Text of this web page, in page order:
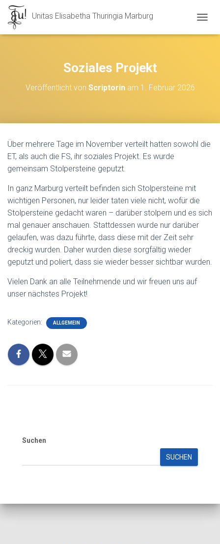
Unitas Elisabetha Thuringia Marburg
A
C
Soziales Projekt
Veröffentlicht von Scriptorinam 1. Februar 2026
Über mehrere Tage im November verteilt hatten sowohl die
ET, als auch die FS, ihr soziales Projekt. Es wurde
gemeinsam Stolpersteine geputzt.
In ganz Marburg verteilt befinden sich Stolpersteine mit
wichtigen Personen, nur leider taten viele nicht, wofür die
Stolpersteine gedacht waren – darüber stolpern und es sich
mal genauer anschauen. Stattdessen wurde nur darüber
gelaufen, was dazu führte, dass diese mit der Zeit sehr
dreckig wurden. Daher wurden diese sorgfältig wieder
geputzt und poliert, dass sie wieder besser sichtbar wurden.
Vielen Dank an alle Teilnehmende und wir freuen uns auf
unser nächstes Projekt!
Kategorien: ALLGEMEIN
Suchen
SUCHEN